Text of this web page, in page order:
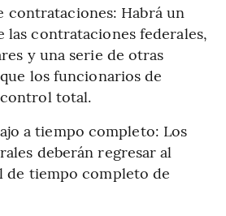
contrataciones: Habrá un
las contrataciones federales,
y una serie de otras
los funcionarios de
total.
a tiempo completo: Los
deberán regresar al
de tiempo completo de